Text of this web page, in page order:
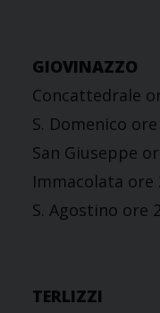
GIOVINAZZO
Concattedrale
S. Domenico ore
San Giuseppe
Immacolata ore
S. Agostino ore
TERLIZZI